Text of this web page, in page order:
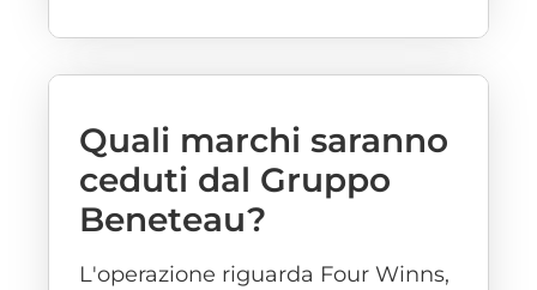
Quali marchi saranno
ceduti dal Gruppo
Beneteau?
L'operazione riguarda Four Winns,